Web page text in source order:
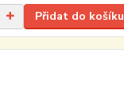
Přidat do košíku